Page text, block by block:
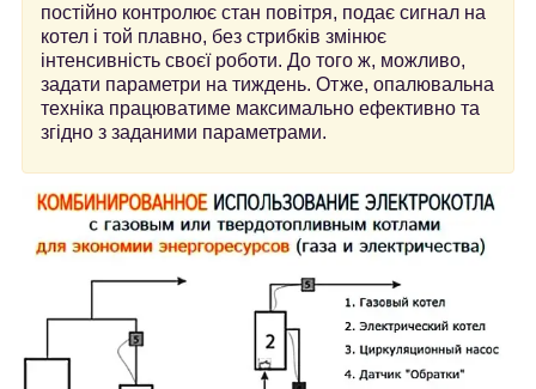
постійно контролює стан повітря, подає сигнал на
котел і той плавно, без стрибків змінює
інтенсивність своєї роботи. До того ж, можливо,
задати параметри на тиждень. Отже, опалювальна
техніка працюватиме максимально ефективно та
згідно з заданими параметрами.